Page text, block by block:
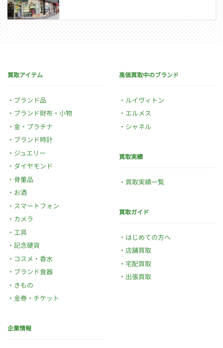
買取アイテム
ブランド品
ブランド財布・小物
金・プラチナ
ブランド時計
ジュエリー
ダイヤモンド
骨董品
お酒
スマートフォン
カメラ
工具
記念硬貨
コスメ・香水
ブランド食器
きもの
金券・チケット
高価買取中のブランド
ルイヴィトン
エルメス
シャネル
買取実績
買取実績一覧
買取ガイド
はじめての方へ
店舗買取
宅配買取
出張買取
企業情報